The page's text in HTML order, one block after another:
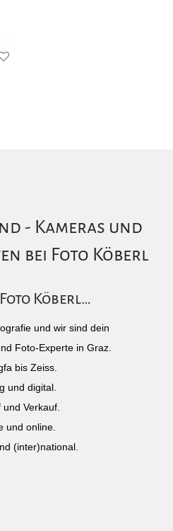
- Kameras und
bei Foto Köberl
Köberl…
und wir sind dein
Foto-Experte in Graz.
bis Zeiss.
und digital.
und Verkauf.
und online.
(inter)national.